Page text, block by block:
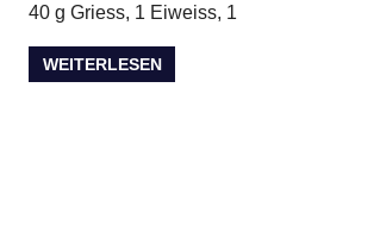
40 g Griess, 1 Eiweiss, 1
WEITERLESEN